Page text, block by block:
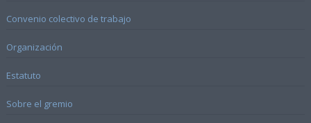
Convenio colectivo de trabajo
Organización
Estatuto
Sobre el gremio